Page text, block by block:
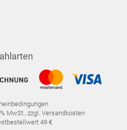
MwSt., zzgl. Versandkosten
49 €